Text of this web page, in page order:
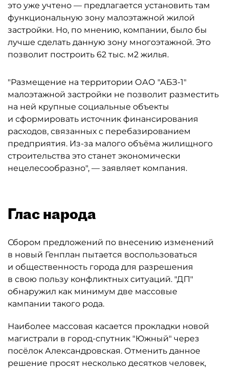
это уже учтено — предлагается установить там
функциональную зону малоэтажной жилой
застройки. Но, по мнению, компании, было бы
лучше сделать данную зону многоэтажной. Это
позволит построить 62 тыс. м2 жилья.
"Размещение на территории ОАО "АБЗ-1″
малоэтажной застройки не позволит разместить
на ней крупные социальные объекты
и сформировать источник финансирования
расходов, связанных с перебазированием
предприятия. Из-за малого объёма жилищного
строительства это станет экономически
нецелесообразно", — заявляет компания.
Глас народа
Сбором предложений по внесению изменений
в новый Генплан пытается воспользоваться
и общественность города для разрешения
в свою пользу конфликтных ситуаций. "ДП"
обнаружил как минимум две массовые
кампании такого рода.
Наиболее массовая касается прокладки новой
магистрали в город-спутник "Южный" через
посёлок Александровская. Отменить данное
решение просят несколько десятков человек,